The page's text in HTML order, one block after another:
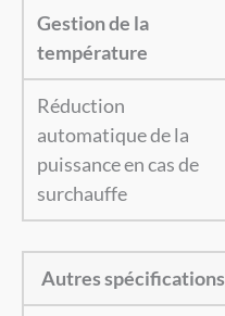
Gestion de la
température
Réduction
automatique de la
puissance en cas de
surchauffe
Autres spécifications